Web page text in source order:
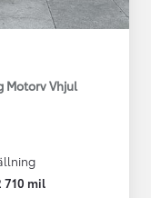
Motorv Vhjul
710 mil